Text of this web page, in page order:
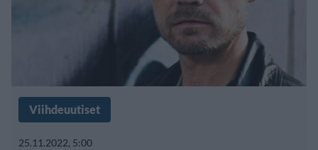
Viihdeuutiset
25.11.2022, 5:00